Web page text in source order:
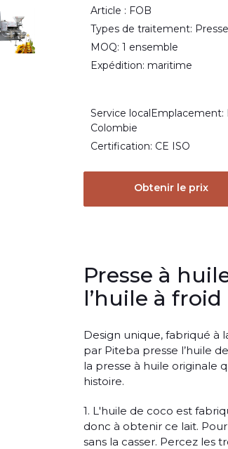
Article : FOB
Types de traitement:
MOQ: 1 ensemble
Expédition: maritime
Service localEmplacement:
Colombie
Certification: CE ISO
Obtenir le prix
Presse à
l’huile à froid
Design unique, fabriqué à
par Piteba presse l’huile
la presse à huile originale
histoire.
1. L'huile de coco est
donc à obtenir ce lait.
sans la casser. Percez les